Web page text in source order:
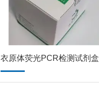
衣原体荧光PCR检测试剂盒